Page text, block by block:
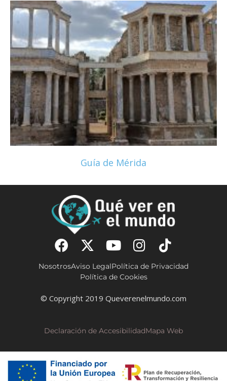
Guía de Mérida
NosotrosAviso LegalPolítica de Privacidad
Política de Cookies
© Copyright 2019 Queverenelmundo.com
Declaración de AccesibilidadMapa Web